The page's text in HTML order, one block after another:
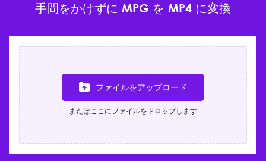
手間をかけずに MPG を MP4 に変換
ファイルをアップロード
またはここにファイルをドロップします